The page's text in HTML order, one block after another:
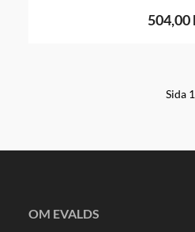
504,00
Sida
OM EVALDS